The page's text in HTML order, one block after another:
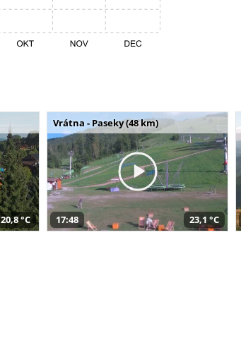
20,8 °C
Vrátna - Paseky (48 km)
17:48 23,1 °C